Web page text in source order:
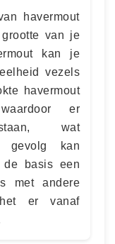
havermout
van je
kan je
vezels
havermout
er
wat
gevolg kan
de basis een
met andere
er vanaf